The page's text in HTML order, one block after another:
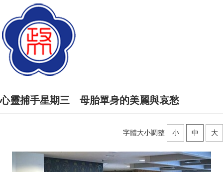
心靈捕手星期三 母胎單身的美麗與哀愁
字體大小調整 小 中 大